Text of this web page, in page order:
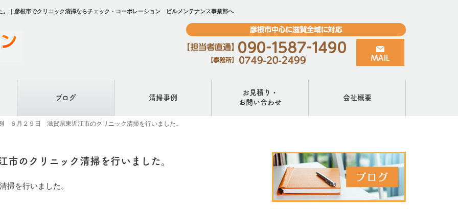
｜彦根市でクリニック清掃ならチェック・コーポレーション ビルメンテナンス事業部へ
ブログ 清掃事例
お見積り・
お問い合わせ
会社概要
６月２９日 滋賀県東近江市のクリニック清掃を行いました。
のクリニック清掃を行いました。
を行いました。